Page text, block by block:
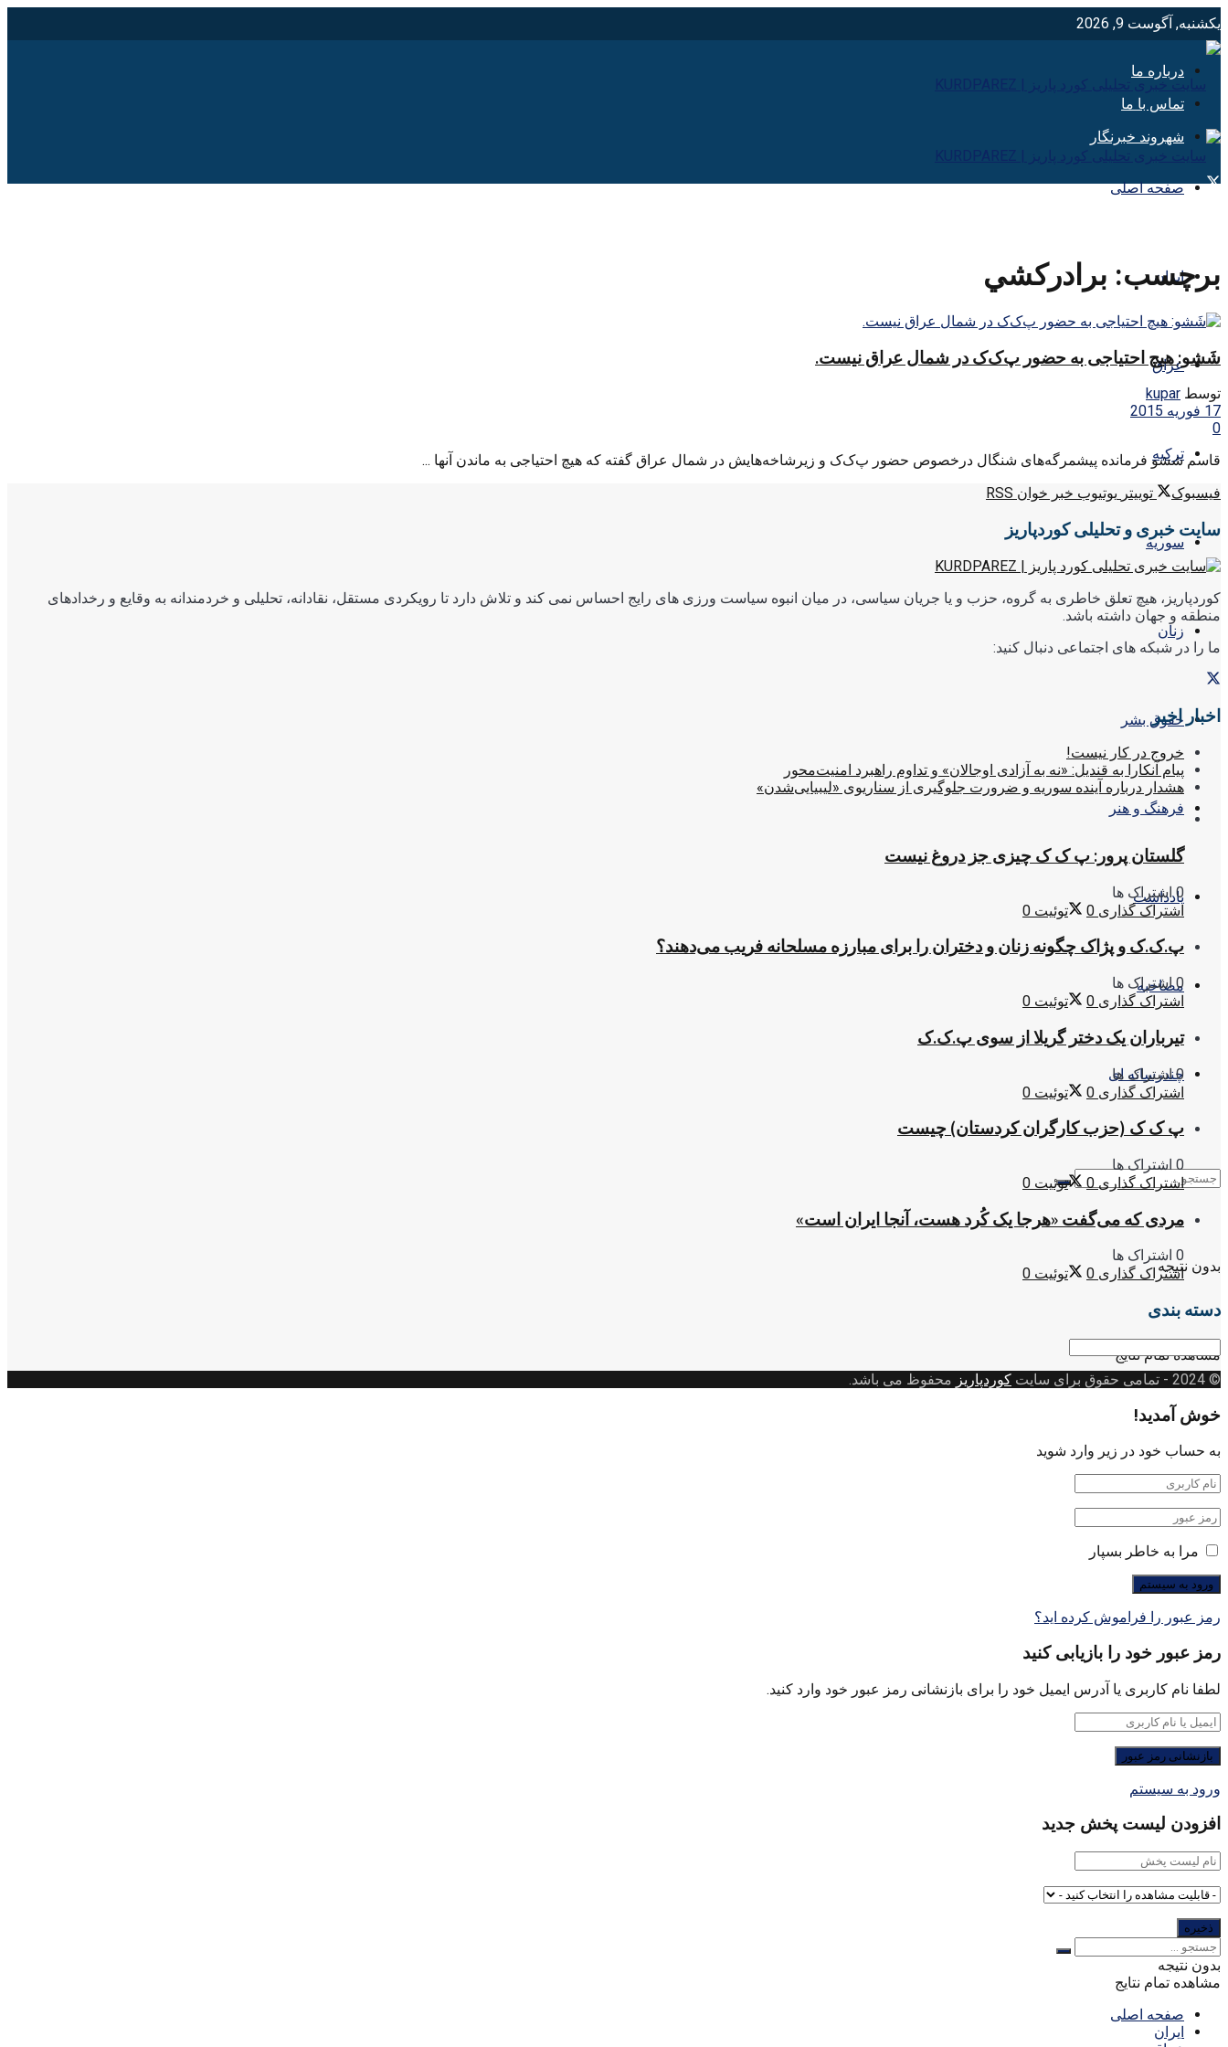
یکشنبه, آگوست 9, 2026
درباره ما
تماس با ما
شهروند خبرنگار
صفحه اصلی
ایران
عراق
ترکیه
سوریه
زنان
حقوق بشر
فرهنگ و هنر
یادداشت
مصاحبه
چندرسانه ای
بدون نتیجه
مشاهده تمام نتایج
برچسب: برادركشي
شَشو: هیچ احتیاجی به حضور پ‌ک‌ک در شمال عراق نیست.
توسط kupar
17 فوریه 2015
0
قاسم ششو فرمانده پیشمرگه‌های شنگال درخصوص حضور پ‌ک‌ک و زیرشاخه‌هایش در شمال عراق گفته که هیچ احتیاجی به ماندن آنها ...
فیسبوک
توییتر یوتیوب خبر خوان RSS
سایت خبری و تحلیلی کوردپاریز
کوردپاریز، هیچ تعلق خاطری به گروه، حزب و یا جریان سیاسی، در میان انبوه سیاست ورزی های رایج احساس نمی کند و تلاش دارد تا رویکردی مستقل، نقادانه، تحلیلی و خردمندانه به وقایع و رخدادهای
منطقه و جهان داشته باشد.
ما را در شبکه های اجتماعی دنبال کنید:
اخبار اخیر
خروج در کار نیست!
پیام آنکارا به قندیل: «نه به آزادی اوجالان» و تداوم راهبرد امنیت‌محور
هشدار درباره آینده سوریه و ضرورت جلوگیری از سناریوی «لیبیایی‌شدن»
گلستان پرور: پ ک ک چیزی جز دروغ نیست
0 اشتراک ها
اشتراک گذاری 0 توئیت 0
پ.ک.ک و پژاک چگونه زنان و دختران را برای مبارزه مسلحانه فریب می‌دهند؟
0 اشتراک ها
اشتراک گذاری 0 توئیت 0
تیرباران یک دختر گریلا از سوی پ.ک.ک
0 اشتراک ها
اشتراک گذاری 0 توئیت 0
پ ک ک (حزب کارگران کردستان) چیست
0 اشتراک ها
اشتراک گذاری 0 توئیت 0
مردی که می‌گفت «هرجا یک کُرد هست، آنجا ایران است»
0 اشتراک ها
اشتراک گذاری 0 توئیت 0
دسته بندی
دسته
بندی
© 2024
- تمامی حقوق برای سایت کوردپاریز محفوظ می باشد.
خوش آمدید!
به حساب خود در زیر وارد شوید
مرا به خاطر بسپار
رمز عبور را فراموش کرده اید؟
رمز عبور خود را بازیابی کنید
لطفا نام کاربری یا آدرس ایمیل خود را برای بازنشانی رمز عبور خود وارد کنید.
ورود به سیستم
افزودن لیست پخش جدید
بدون نتیجه
مشاهده تمام نتایج
صفحه اصلی
ایران